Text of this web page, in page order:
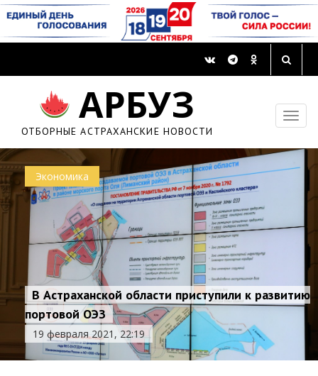
АРБУЗ
ОТБОРНЫЕ АСТРАХАНСКИЕ НОВОСТИ
Экономика
В Астраханской области приступили к развитию
портовой ОЭЗ
19 февраля 2021, 22:19